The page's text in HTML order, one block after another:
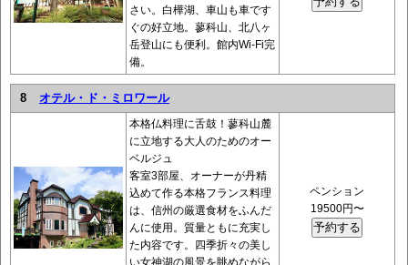
さい。白樺湖、車山も車です
ぐの好立地。蓼科山、北八ヶ
岳登山にも便利。館内Wi-Fi完
備。
8 オテル・ド・ミロワール
本格仏料理に舌鼓！蓼科山麓
に立地する大人のためのオー
ベルジュ
客室3部屋、オーナーが丹精
込めて作る本格フランス料理
は、信州の厳選食材をふんだ
んに使用。質量ともに充実し
た内容です。四季折々の美し
い女神湖の風景を眺めながら
ペンション
19500円〜